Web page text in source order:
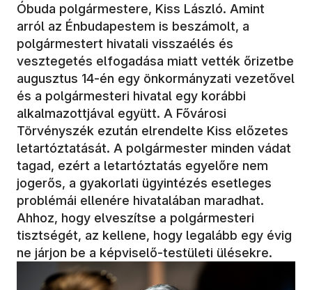
Óbuda polgármestere, Kiss László. Amint
arról az Énbudapestem is beszámolt, a
polgármestert hivatali visszaélés és
vesztegetés elfogadása miatt vették őrizetbe
augusztus 14-én egy önkormányzati vezetővel
és a polgármesteri hivatal egy korábbi
alkalmazottjával együtt. A Fővárosi
Törvényszék ezután elrendelte Kiss előzetes
letartóztatását. A polgármester minden vádat
tagad, ezért a letartóztatás egyelőre nem
jogerős, a gyakorlati ügyintézés esetleges
problémái ellenére hivatalában maradhat.
Ahhoz, hogy elveszítse a polgármesteri
tisztségét, az kellene, hogy legalább egy évig
ne járjon be a képviselő-testületi ülésekre.